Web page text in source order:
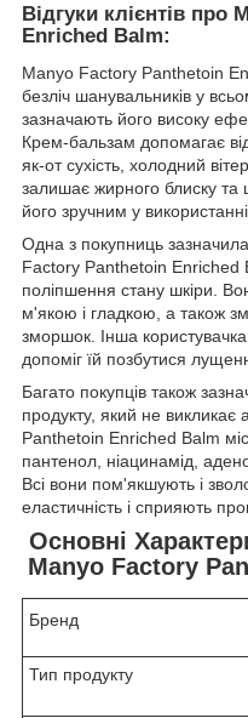
Відгуки клієнтів про
Enriched Balm:
Manyo Factory Panthetoin
безліч шанувальників у
зазначають його високу
Крем-бальзам допомагає
як-от сухість, холодний
залишає жирного блиску
його зручним у використанні.
Одна з покупниць
Factory Panthetoin Enriched
поліпшення стану шкіри.
м'якою і гладкою, а також
зморшок. Інша
допоміг їй позбутися
Багато покупців також
продукту, який не викликає
Panthetoin Enriched Balm
пантенол, ніацинамід,
Всі вони пом'якшують і
еластичність і сприяють
Основні
Manyo Factory
Бренд
Тип продукту